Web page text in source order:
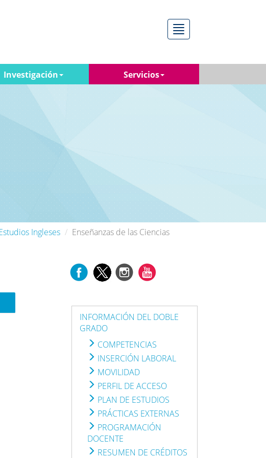
Menú
Investigación Servicios
Ingleses Enseñanzas de las Ciencias
INFORMACIÓN DEL DOBLE
GRADO
COMPETENCIAS
INSERCIÓN LABORAL
MOVILIDAD
PERFIL DE ACCESO
PLAN DE ESTUDIOS
PRÁCTICAS EXTERNAS
PROGRAMACIÓN
DOCENTE
RESUMEN DE CRÉDITOS